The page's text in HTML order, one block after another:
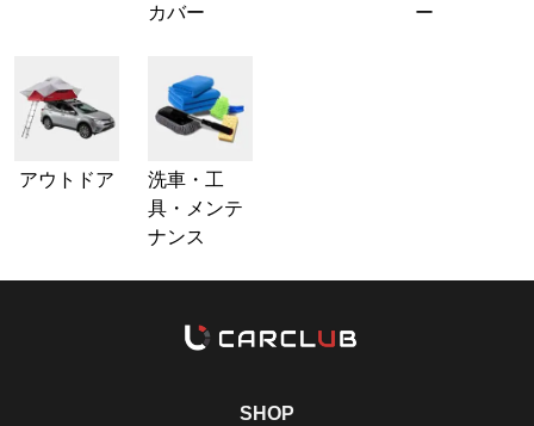
カバー
ー
アウトドア
洗車・工
具・メンテ
ナンス
SHOP